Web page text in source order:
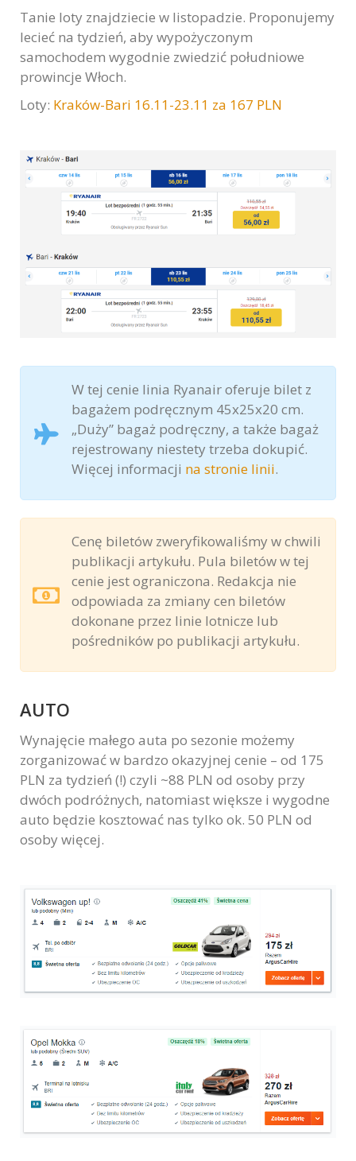
Tanie loty znajdziecie w listopadzie. Proponujemy
lecieć na tydzień, aby wypożyczonym
samochodem wygodnie zwiedzić południowe
prowincje Włoch.
Loty: Kraków-Bari 16.11-23.11 za 167 PLN
W tej cenie linia Ryanair oferuje bilet z
bagażem podręcznym 45x25x20 cm.
„Duży” bagaż podręczny, a także bagaż
rejestrowany niestety trzeba dokupić.
Więcej informacji na stronie linii.
Cenę biletów zweryfikowaliśmy w chwili
publikacji artykułu. Pula biletów w tej
cenie jest ograniczona. Redakcja nie
odpowiada za zmiany cen biletów
dokonane przez linie lotnicze lub
pośredników po publikacji artykułu.
AUTO
Wynajęcie małego auta po sezonie możemy
zorganizować w bardzo okazyjnej cenie – od 175
PLN za tydzień (!) czyli ~88 PLN od osoby przy
dwóch podróżnych, natomiast większe i wygodne
auto będzie kosztować nas tylko ok. 50 PLN od
osoby więcej.